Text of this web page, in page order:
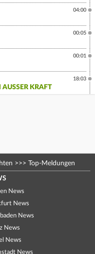
04:00
00:05
00:01
KRAFT
18:03
>>> Top-Meldungen
News
News
News
News
News
News